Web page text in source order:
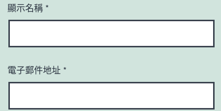
顯示名稱 *
電子郵件地址 *